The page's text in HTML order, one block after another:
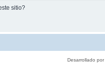
sitio?
Desarrollado por